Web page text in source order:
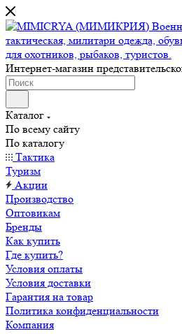
Интернет-магазин
Каталог
По всему сайту
По каталогу
Тактика
Туризм
Акции
Производство
Оптовикам
Бренды
Как купить
Где купить?
Условия оплаты
Условия доставки
Гарантия на товар
Политика конфиденциальности
Компания